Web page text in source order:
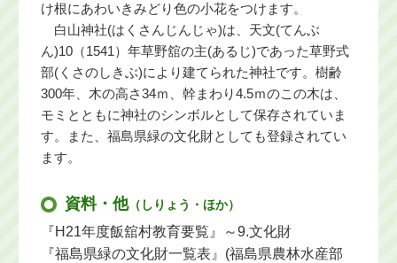
け根にあわいきみどり色の小花をつけます。
白山神社(はくさんじんじゃ)は、天文(てんぶ
ん)10（1541）年草野舘の主(あるじ)であった草野式
部(くさのしきぶ)により建てられた神社です。樹齢
300年、木の高さ34ｍ、幹まわり4.5ｍのこの木は、
モミとともに神社のシンボルとして保存されていま
す。また、福島県緑の文化財としても登録されてい
ます。
資料・他（しりょう・ほか）
『H21年度飯舘村教育要覧』～9.文化財
『福島県緑の文化財一覧表』(福島県農林水産部